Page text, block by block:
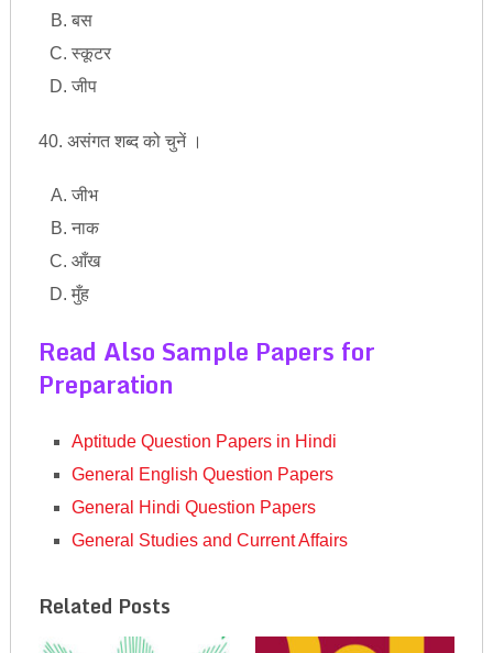
बस
स्कूटर
जीप
40. असंगत शब्द को चुनें ।
जीभ
नाक
आँख
मुँह
Read Also Sample Papers for
Preparation
Aptitude Question Papers in Hindi
General English Question Papers
General Hindi Question Papers
General Studies and Current Affairs
Related Posts